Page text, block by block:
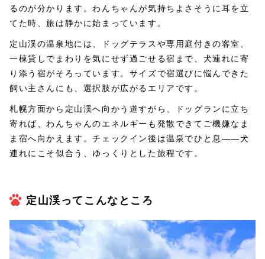
るのが分かります。わんちゃんが気持ちよさそうに耳を立
てた時、旅は静かに始まっています。
定山渓の温泉地には、ドッグテラスや専用庭付きの客室、
一棟貸しでまわりを気にせず過ごせる宿まで、犬連れに寄
り添う宿がそろっています。サイズで宿選びに悩んできた
飼い主さんにも、選択肢が広がるエリアです。
札幌方面から定山渓へ向かう道すがら、ドッグランに立ち
寄れば、わんちゃんのエネルギーも発散できてご機嫌なま
ま宿へ向かえます。チェックイン後は温泉でひと息——犬
連れにこそ似合う、ゆっくりとした旅程です。
定山渓ってこんなところ